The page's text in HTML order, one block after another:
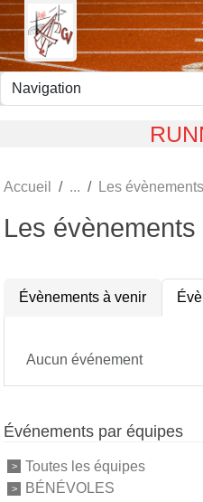
Accueil Les
Les
Évènements à venir
Aucun événement
Événements par équipes
Toutes les équipes
BÉNÉVOLES
Panneau de gestion des